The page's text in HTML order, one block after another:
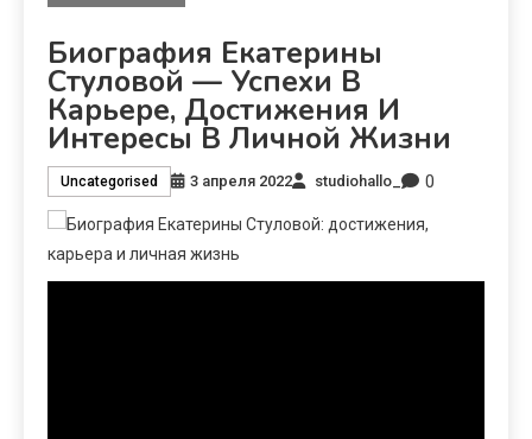
Биография Екатерины
Стуловой — Успехи В
Карьере, Достижения И
Интересы В Личной Жизни
Uncategorised 3 апреля 2022 studiohallo_ 0